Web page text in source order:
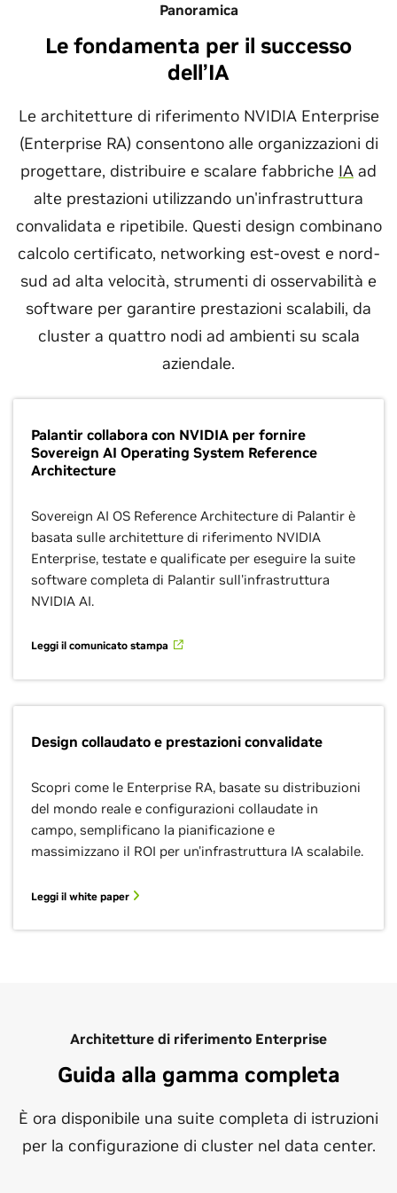
Panoramica
Le fondamenta per il successo
dell’IA
Le architetture di riferimento NVIDIA Enterprise
(Enterprise RA) consentono alle organizzazioni di
progettare, distribuire e scalare fabbriche IA ad
alte prestazioni utilizzando un'infrastruttura
convalidata e ripetibile. Questi design combinano
calcolo certificato, networking est-ovest e nord-
sud ad alta velocità, strumenti di osservabilità e
software per garantire prestazioni scalabili, da
cluster a quattro nodi ad ambienti su scala
aziendale.
Palantir collabora con NVIDIA per fornire
Sovereign AI Operating System Reference
Architecture
Sovereign AI OS Reference Architecture di Palantir è
basata sulle architetture di riferimento NVIDIA
Enterprise, testate e qualificate per eseguire la suite
software completa di Palantir sull'infrastruttura
NVIDIA AI.
Leggi il comunicato stampa
Design collaudato e prestazioni convalidate
Scopri come le Enterprise RA, basate su distribuzioni
del mondo reale e configurazioni collaudate in
campo, semplificano la pianificazione e
massimizzano il ROI per un'infrastruttura IA scalabile.
Leggi il white paper
Architetture di riferimento Enterprise
Guida alla gamma completa
È ora disponibile una suite completa di istruzioni
per la configurazione di cluster nel data center.